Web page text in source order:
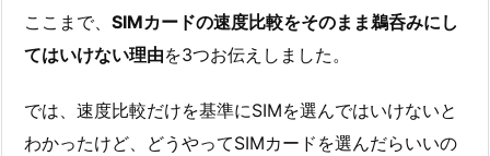
ここまで、 SIMカードの速度比較をそのまま鵜呑みにし
てはいけない理由を3つお伝えしました。
では、速度比較だけを基準にSIMを選んではいけないと
わかったけど、どうやってSIMカードを選んだらいいの